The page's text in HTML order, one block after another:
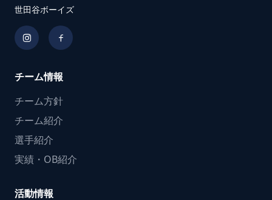
世田谷ボーイズ
チーム情報
チーム方針
チーム紹介
選手紹介
実績・OB紹介
活動情報